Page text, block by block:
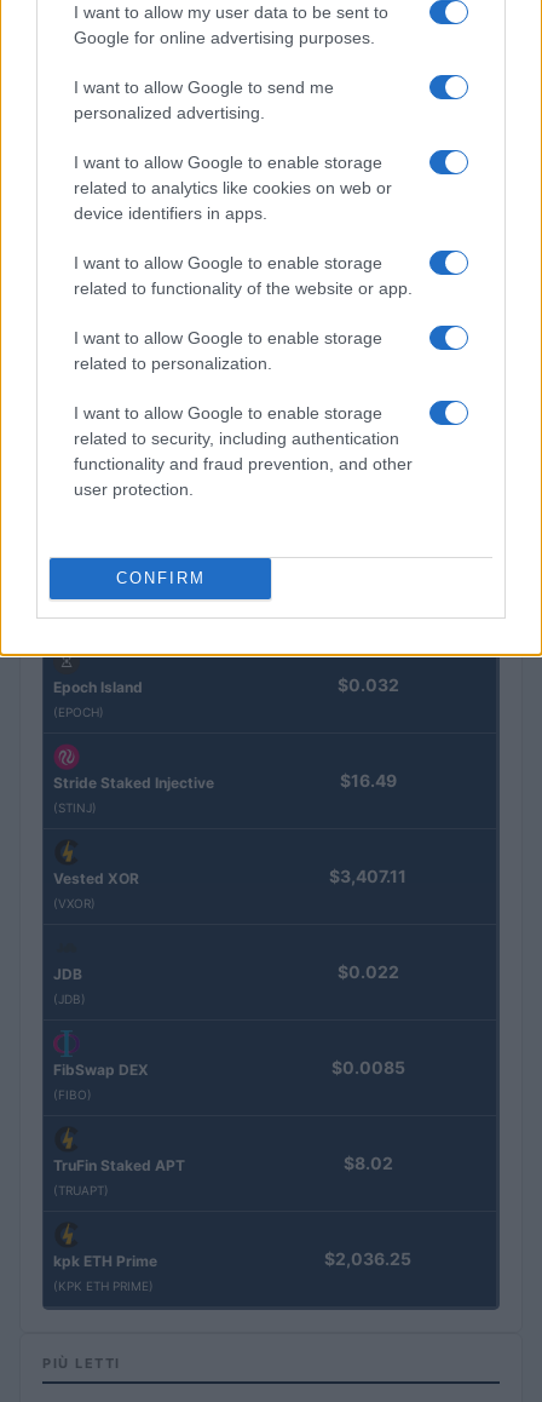
I want to allow my user data to be sent to
Google for online advertising purposes.
I want to allow Google to send me
personalized advertising.
I want to allow Google to enable storage
related to analytics like cookies on web or
device identifiers in apps.
I want to allow Google to enable storage
related to functionality of the website or app.
I want to allow Google to enable storage
related to personalization.
I want to allow Google to enable storage
related to security, including authentication
functionality and fraud prevention, and other
user protection.
CONFIRM
ponderazione
Redazione · 5 Ago 2026
QUOTAZIONI CRYPTO
Nome Prezzo
Eureka Bridged PAX
Gold (Terra
$4,187.30
Kinza Babylon Staked
$83,270.00
Steakhouse EURCV
(STEAKEURCV)
Epoch Island
(EPOCH)
$0.032
Stride Staked Injective
(STINJ)
$16.49
Vested XOR
(VXOR)
$3,407.11
JDB
(JDB)
$0.022
FibSwap DEX
(FIBO)
$0.0085
TruFin Staked APT
(TRUAPT)
$8.02
kpk ETH Prime
(KPK ETH PRIME)
$2,036.25
PIÙ LETTI